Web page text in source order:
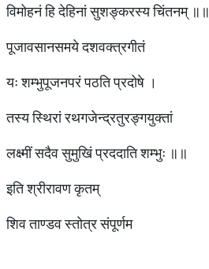
विमोहनं हि देहिनां सुशङ्करस्य चिंतनम् ॥॥
पूजावसानसमये दशवक्त्रगीतं
यः शम्भुपूजनपरं पठति प्रदोषे ।
तस्य स्थिरां रथगजेन्द्रतुरङ्गयुक्तां
लक्ष्मीं सदैव सुमुखिं प्रददाति शम्भुः ॥॥
इति श्रीरावण कृतम्
शिव ताण्डव स्तोत्र संपूर्णम